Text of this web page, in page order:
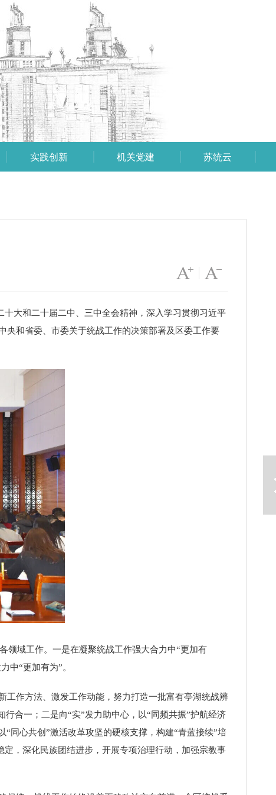
实践创新 机关党建 苏统云
字号变小
大和二十届二中、三中全会精神，深入学习贯彻习近平
央和省委、市委关于统战工作的决策部署及区委工作要
领域工作。一是在凝聚统战工作强大合力中“更加有
中“更加有为”。
工作方法、激发工作动能，努力打造一批富有亭湖统战辨
合一；二是向“实”发力助中心，以“同频共振”护航经济
同心共创”激活改革攻坚的硬核支撑，构建“青蓝接续”培
，深化民族团结进步，开展专项治理行动，加强宗教事